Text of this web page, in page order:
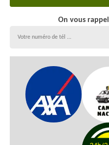
On vous